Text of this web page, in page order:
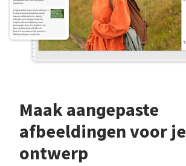
Maak aangepaste
afbeeldingen voor je
ontwerp